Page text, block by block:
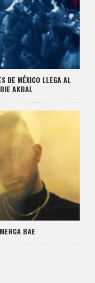
DE MÉXICO LLEGA AL
AKBAL
BAE